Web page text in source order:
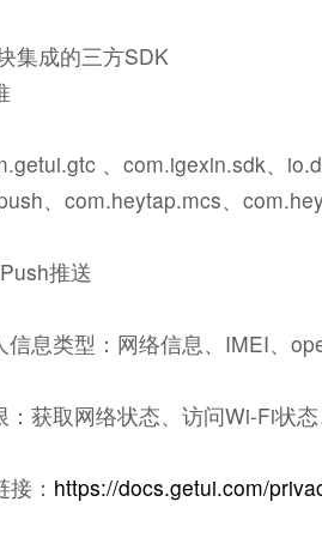
集成的三方SDK
、com.igexin.sdk、
、com.heytap.mcs、
推送
信息类型：网络信息、IMEI、
：获取网络状态、访问Wi-Fi状
： https://docs.getui.com/